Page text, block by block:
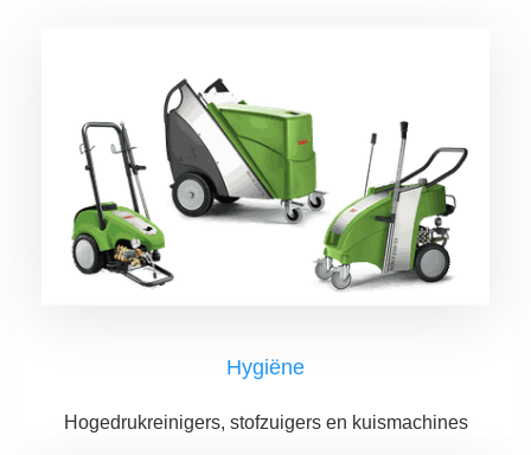
Hygiëne
Hogedrukreinigers, stofzuigers en kuismachines